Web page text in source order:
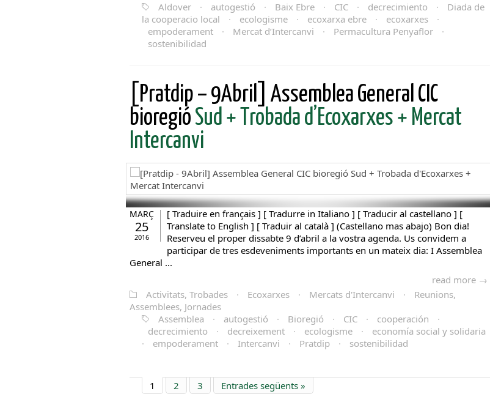
Aldover
· autogestió · Baix Ebre · CIC · decrecimiento ·
Diada de
la cooperacio local
· ecologisme · ecoxarxa ebre · ecoxarxes
·
empoderament
· Mercat d’Intercanvi · Permacultura Penyaflor
·
sostenibilidad
[Pratdip – 9Abril] Assemblea General CIC
bioregió Sud + Trobada d’Ecoxarxes + Mercat
Intercanvi
MARÇ
25
2016
[ Traduire en français ] [ Tradurre in Italiano ] [ Traducir al castellano ] [
Translate to English ] [ Traduir al català ] (Castellano mas abajo) Bon dia!
Reserveu el proper dissabte 9 d’abril a la vostra agenda. Us convidem a
participar de tres esdeveniments importants en un mateix dia: I Assemblea
General ...
read more →
Activitats, Trobades
· Ecoxarxes · Mercats d'Intercanvi ·
Reunions,
Assemblees, Jornades
Assemblea
· autogestió · Bioregió · CIC · cooperación
·
decrecimiento
· decreixement · ecologisme ·
economía social y solidaria
·
empoderament · Intercanvi · Pratdip · sostenibilidad
1 2 3 Entrades següents »